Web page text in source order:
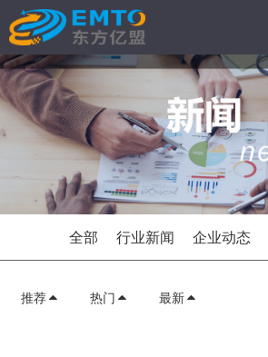
全部 行业新闻 企业动态
推荐 热门 最新